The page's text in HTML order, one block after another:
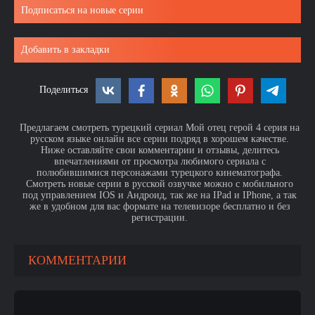
Подписаться на новые серии
Добавить в закладки
Поделиться
Предлагаем смотреть турецкий сериал Мой отец герой 4 серия на
русском языке онлайн все серии подряд в хорошем качестве.
Ниже оставляйте свои комментарии и отзывы, делитесь
впечатлениями от просмотра любимого сериала с
полюбившимися персонажами турецкого кинематографа.
Смотреть новые серии в русской озвучке можно с мобильного
под управлением IOS и Андроид, так же на IPad и IPhone, а так
же в удобном для вас формате на телевизоре бесплатно и без
регистрации.
КОММЕНТАРИИ